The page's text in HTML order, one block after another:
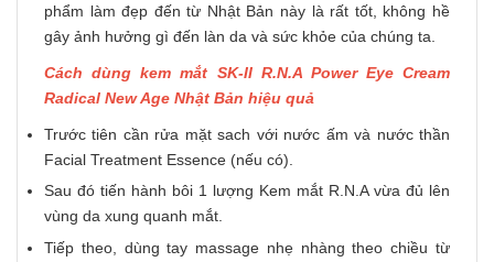
phẩm làm đẹp đến từ Nhật Bản này là rất tốt, không hề
gây ảnh hưởng gì đến làn da và sức khỏe của chúng ta.
Cách dùng kem mắt SK-II R.N.A Power Eye Cream
Radical New Age Nhật Bản hiệu quả
Trước tiên cần rửa mặt sach với nước ấm và nước thần
Facial Treatment Essence (nếu có).
Sau đó tiến hành bôi 1 lượng Kem mắt R.N.A vừa đủ lên
vùng da xung quanh mắt.
Tiếp theo, dùng tay massage nhẹ nhàng theo chiều từ